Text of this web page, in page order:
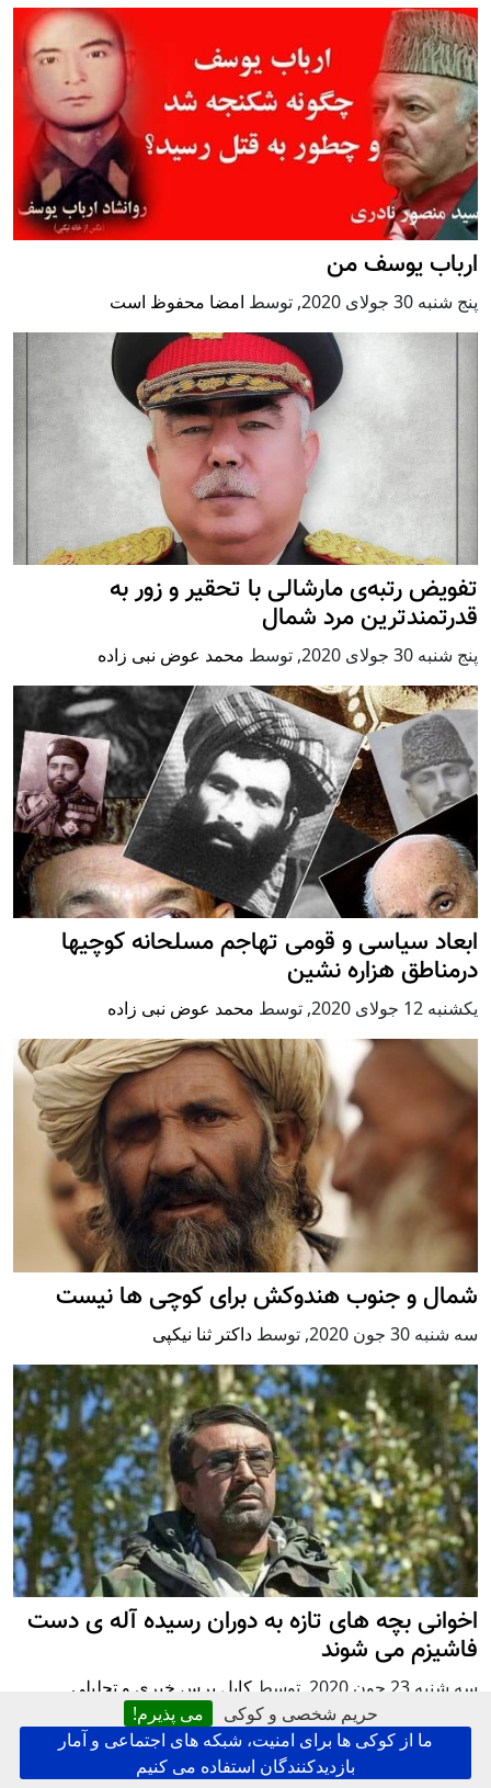
حریم شخصی و کوکی
می پذیرم!
ما از کوکی ها برای امنیت، شبکه های اجتماعی و آمار
بازدیدکنندگان استفاده می کنیم
ارباب یوسف من
پنج شنبه 30 جولای 2020 , توسط امضا محفوظ است
تفويض رتبه‌ی مارشالی با تحقیر و زور به
قدرتمندترین مرد شمال
پنج شنبه 30 جولای 2020 , توسط محمد عوض نبی زاده
ابعاد سیاسی و قومی تهاجم مسلحانه کوچیها
درمناطق هزاره نشین
يكشنبه 12 جولای 2020 , توسط محمد عوض نبی زاده
شمال و جنوب هندوکش برای کوچی ها نیست
سه شنبه 30 جون 2020 , توسط داکتر ثنا نیکپی
اخوانی بچه های تازه به دوران رسیده آله ی دست
فاشیزم می شوند
سه شنبه 23 جون 2020 توسط کابل پرس خبری و تحلیلی